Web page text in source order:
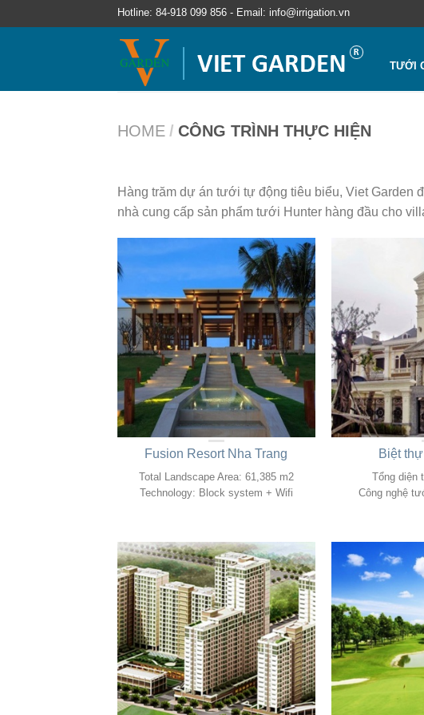
Hotline: 84-918 099 856 - Email: info@irrigation.vn
TƯỚI
HOME / CÔNG TRÌNH THỰC HIỆN
Hàng trăm dự án tưới tự động tiêu biểu, Viet Garden
nhà cung cấp sản phẩm tưới Hunter hàng đầu cho
Fusion Resort Nha Trang
Total Landscape Area: 61,385 m2
Technology: Block system + Wifi
Biệt
Tổng diện
Công nghệ